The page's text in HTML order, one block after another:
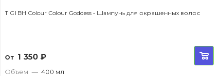
TIGI BH Colour Colour Goddess - Шампунь для окрашенных волос
От 1 350 ₽
Объем — 400 мл